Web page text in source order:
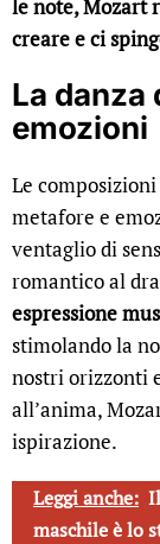
le note, Mozart
creare e ci
La danza
emozioni
Le
metafore e
ventaglio di
romantico al
espressione
stimolando la
nostri orizzonti
all’anima,
ispirazione.
Leggi anche:
maschile è lo